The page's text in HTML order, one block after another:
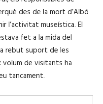
des de la mort d’Albó
l’activitat museística. El
fet a la mida del
rebut suport de les
volum de visitants ha
tancament.